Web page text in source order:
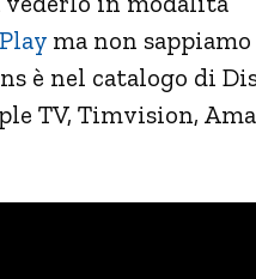
ma non sappiamo
è nel catalogo di
TV, Timvision,